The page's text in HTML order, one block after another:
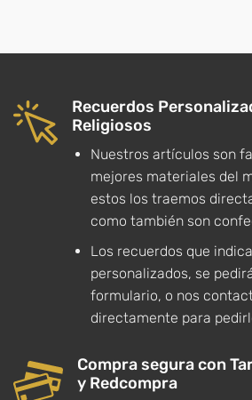
Recuerdos
Religiosos
Nuestros artículos son
mejores materiales del
estos los traemos
como también son
Los recuerdos que
personalizados, se
formulario, o nos
directamente para
Compra segura con
y Redcompra